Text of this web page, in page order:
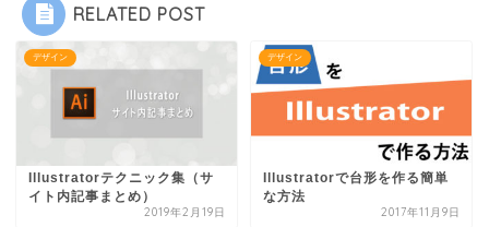
RELATED POST
デザイン
Illustratorテクニック集（サ
イト内記事まとめ）
2019年2月19日
デザイン
Illustratorで台形を作る簡単
な方法
2017年11月9日